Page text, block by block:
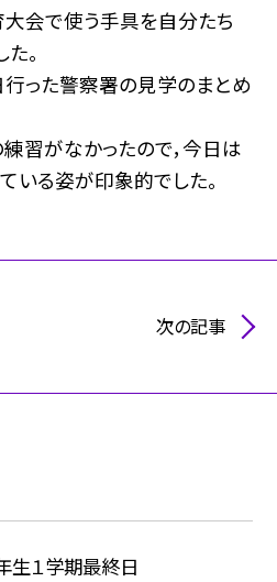
会で使う手具を自分たち
。
った警察署の見学のまとめ
習がなかったので，今日は
いる姿が印象的でした。
次の記事
生１学期最終日